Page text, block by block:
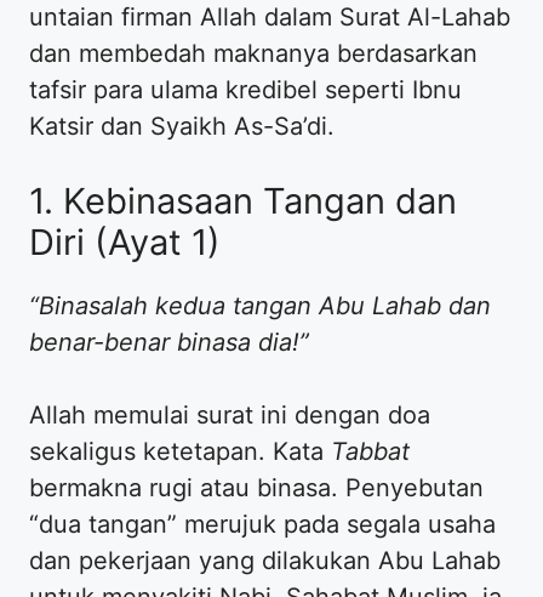
untaian firman Allah dalam Surat Al-Lahab
dan membedah maknanya berdasarkan
tafsir para ulama kredibel seperti Ibnu
Katsir dan Syaikh As-Sa’di.
1. Kebinasaan Tangan dan
Diri (Ayat 1)
“Binasalah kedua tangan Abu Lahab dan
benar-benar binasa dia!”
Allah memulai surat ini dengan doa
sekaligus ketetapan. Kata Tabbat
bermakna rugi atau binasa. Penyebutan
“dua tangan” merujuk pada segala usaha
dan pekerjaan yang dilakukan Abu Lahab